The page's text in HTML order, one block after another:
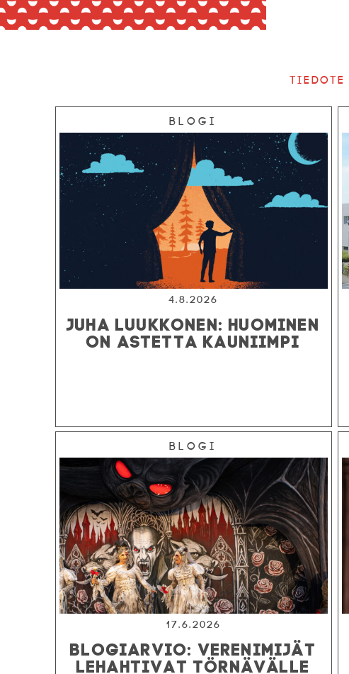
Tiedote
Blogi
4.8.2026
JUHA LUUKKONEN: HUOMINEN
ON ASTETTA KAUNIIMPI
Blogi
17.6.2026
BLOGIARVIO: VERENIMIJÄT
LEHAHTIVAT TÖRNÄVÄLLE